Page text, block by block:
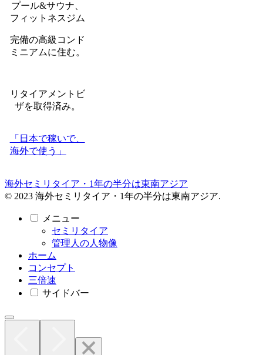
プール&サウナ、
フィットネスジム
完備の高級コンド
ミニアムに住む。
リタイアメントビ
ザを取得済み。
「日本で稼いで、
海外で使う」
海外セミリタイア・1年の半分は東南アジア
© 2023 海外セミリタイア・1年の半分は東南アジア.
メニュー
セミリタイア
管理人の人物像
ホーム
コンセプト
三倍速
サイドバー